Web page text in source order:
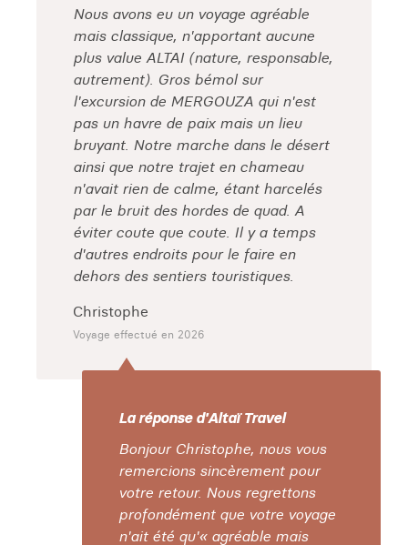
Nous avons eu un voyage agréable
mais classique, n'apportant aucune
plus value ALTAI (nature, responsable,
autrement). Gros bémol sur
l'excursion de MERGOUZA qui n'est
pas un havre de paix mais un lieu
bruyant. Notre marche dans le désert
ainsi que notre trajet en chameau
n'avait rien de calme, étant harcelés
par le bruit des hordes de quad. A
éviter coute que coute. Il y a temps
d'autres endroits pour le faire en
dehors des sentiers touristiques.
Christophe
Voyage effectué en 2026
La réponse d'Altaï Travel
Bonjour Christophe, nous vous
remercions sincèrement pour
votre retour. Nous regrettons
profondément que votre voyage
n'ait été qu'« agréable mais